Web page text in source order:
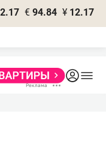
€ 94.84 ¥ 12.17